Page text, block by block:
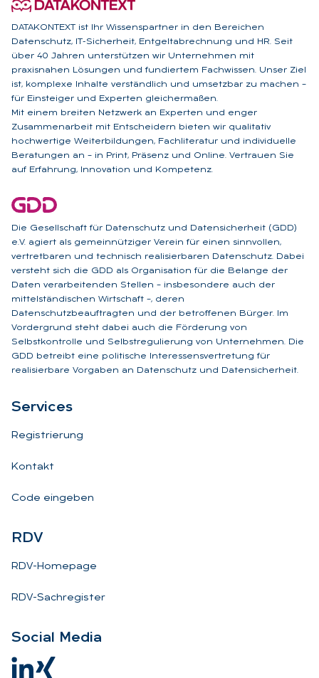
DATAKONTEXT ist Ihr Wissenspartner in den Bereichen
Datenschutz, IT-Sicherheit, Entgeltabrechnung und HR. Seit
über 40 Jahren unterstützen wir Unternehmen mit
praxisnahen Lösungen und fundiertem Fachwissen. Unser Ziel
ist, komplexe Inhalte verständlich und umsetzbar zu machen –
für Einsteiger und Experten gleichermaßen.
Mit einem breiten Netzwerk an Experten und enger
Zusammenarbeit mit Entscheidern bieten wir qualitativ
hochwertige Weiterbildungen, Fachliteratur und individuelle
Beratungen an – in Print, Präsenz und Online. Vertrauen Sie
auf Erfahrung, Innovation und Kompetenz.
Die Gesellschaft für Datenschutz und Datensicherheit (GDD)
e.V. agiert als gemeinnütziger Verein für einen sinnvollen,
vertretbaren und technisch realisierbaren Datenschutz. Dabei
versteht sich die GDD als Organisation für die Belange der
Daten verarbeitenden Stellen – insbesondere auch der
mittelständischen Wirtschaft –, deren
Datenschutzbeauftragten und der betroffenen Bürger. Im
Vordergrund steht dabei auch die Förderung von
Selbstkontrolle und Selbstregulierung von Unternehmen. Die
GDD betreibt eine politische Interessensvertretung für
realisierbare Vorgaben an Datenschutz und Datensicherheit.
Ser­vices
Registrierung
Kontakt
Code eingeben
RDV
RDV-Homepage
RDV-Sachregister
So­ci­al Me­dia